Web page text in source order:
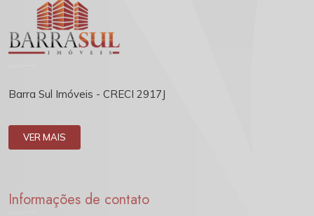
Barra Sul Imóveis - CRECI 2917J
VER MAIS
Informações de contato